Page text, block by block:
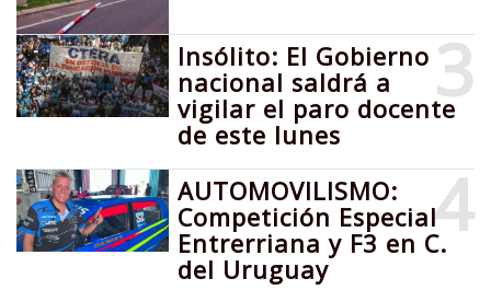
3
Insólito: El Gobierno
nacional saldrá a
vigilar el paro docente
de este lunes
4
AUTOMOVILISMO:
Competición Especial
Entrerriana y F3 en C.
del Uruguay